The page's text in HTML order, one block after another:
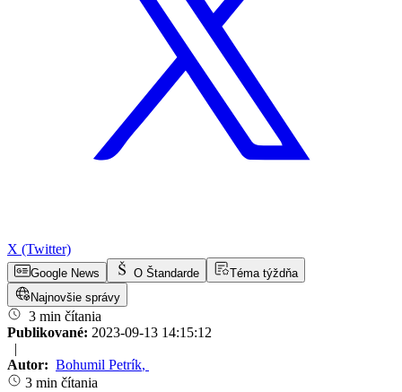
X (Twitter)
Google News O Štandarde
Téma týždňa
Najnovšie správy
3 min čítania
Publikované: 2023-09-13 14:15:12
|
Autor: Bohumil Petrík,
3 min čítania